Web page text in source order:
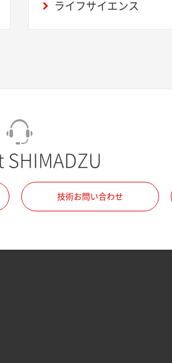
ライフサイエンス
SHIMADZU
技術お問い合わせ